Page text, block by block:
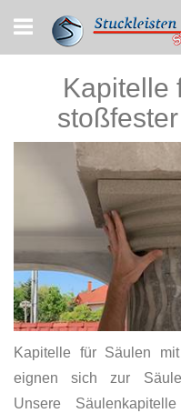
to
Content
Kapitelle
Kapitelle für Säulen
eignen sich zur
Unsere